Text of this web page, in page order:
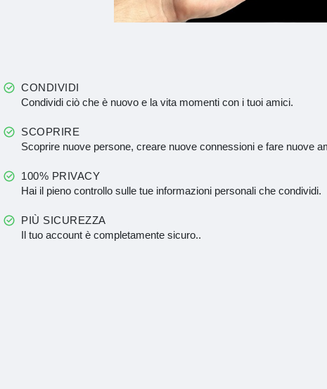
CONDIVIDI
Condividi ciò che è nuovo e la vita momenti con i tuoi amici.
SCOPRIRE
Scoprire nuove persone, creare nuove connessioni e fare nuove
100% PRIVACY
Hai il pieno controllo sulle tue informazioni personali che condividi.
PIÙ SICUREZZA
Il tuo account è completamente sicuro..